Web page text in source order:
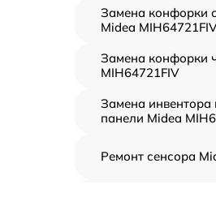
Замена конфорки
Midea
Замена конфорки
MIH64721FIV
Замена инвентора
панели Midea
Ремонт сенсора